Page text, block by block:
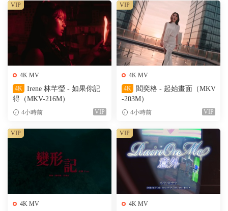
4K MV
4K
Irene 林芊瑩 - 如果你記
得（MKV-216M）
4小時前 VIP
VIP
4K MV
4K
閻奕格 - 起始畫面（MKV
-203M）
4小時前 VIP
VIP
4K MV
VIP
4K MV
VIP